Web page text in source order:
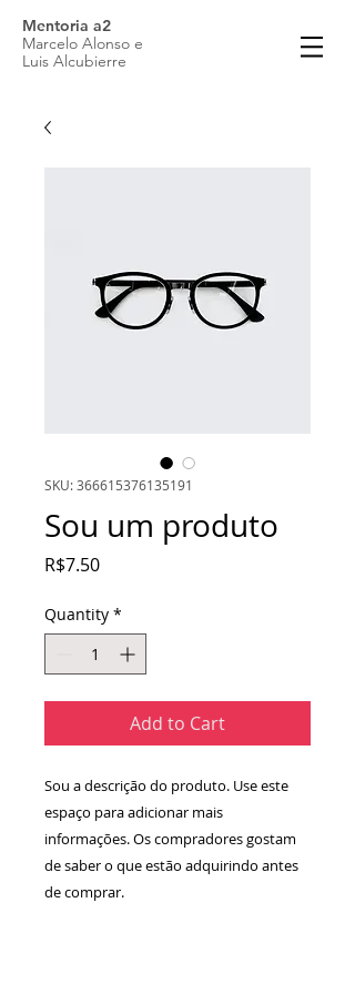
Mentoria a2
Marcelo Alonso e
Luis Alcubierre
SKU: 366615376135191
Sou um produto
R$7.50Price
Quantity *
Add to Cart
Sou a descrição do produto. Use este
espaço para adicionar mais
informações. Os compradores gostam
de saber o que estão adquirindo antes
de comprar.